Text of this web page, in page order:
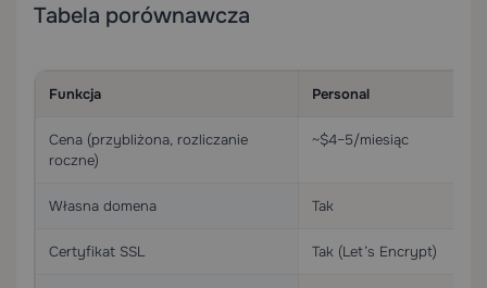
Tabela porównawcza
Funkcja Personal
Cena (przybliżona, rozliczanie
roczne)
~$4–5/miesiąc
Własna domena Tak
Certyfikat SSL Tak (Let’s Encrypt)